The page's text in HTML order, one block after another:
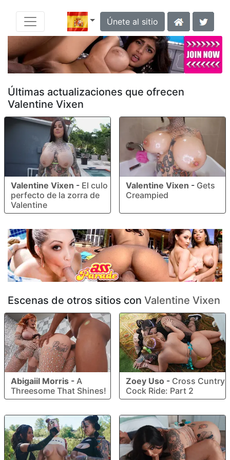
Únete al sitio
Últimas actualizaciones que ofrecen
Valentine Vixen
Valentine Vixen - El culo
perfecto de la zorra de
Valentine
Valentine Vixen - Gets
Creampied
Escenas de otros sitios con Valentine Vixen
Abigaiil Morris - A
Threesome That Shines!
Zoey Uso - Cross Cuntry
Cock Ride: Part 2